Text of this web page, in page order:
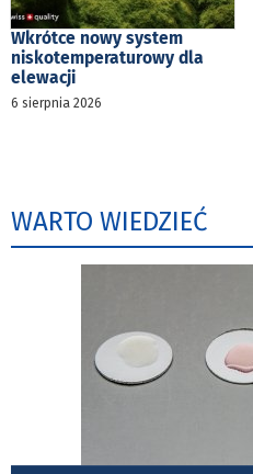
Wkrótce nowy system
niskotemperaturowy dla
elewacji
6 sierpnia 2026
WARTO WIEDZIEĆ